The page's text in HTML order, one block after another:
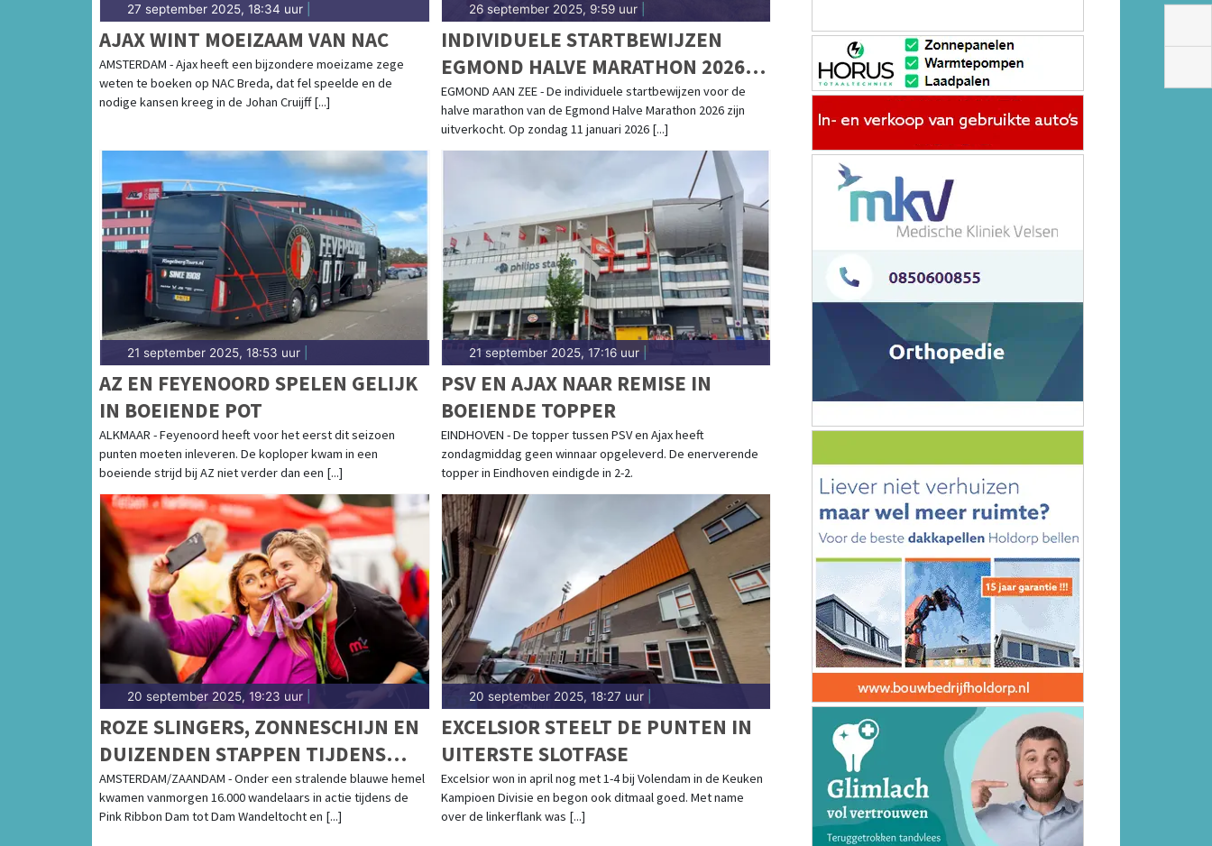
27 september 2025, 18:34 uur
AJAX WINT MOEIZAAM VAN NAC
AMSTERDAM - Ajax heeft een bijzondere moeizame zege
weten te boeken op NAC Breda, dat fel speelde en de
nodige kansen kreeg in de Johan Cruijff [...]
26 september 2025, 9:59 uur|
INDIVIDUELE STARTBEWIJZEN
EGMOND HALVE MARATHON 2026
UITVERKOCHT
EGMOND AAN ZEE - De individuele startbewijzen voor de
halve marathon van de Egmond Halve Marathon 2026 zijn
uitverkocht. Op zondag 11 januari 2026 [...]
21 september 2025, 18:53 uur
AZ EN FEYENOORD SPELEN GELIJK
IN BOEIENDE POT
ALKMAAR - Feyenoord heeft voor het eerst dit seizoen
punten moeten inleveren. De koploper kwam in een
boeiende strijd bij AZ niet verder dan een [...]
21 september 2025, 17:16 uur|
PSV EN AJAX NAAR REMISE IN
BOEIENDE TOPPER
EINDHOVEN - De topper tussen PSV en Ajax heeft
zondagmiddag geen winnaar opgeleverd. De enerverende
topper in Eindhoven eindigde in 2-2.
20 september 2025, 19:23 uur
ROZE SLINGERS, ZONNESCHIJN EN
DUIZENDEN STAPPEN TIJDENS
PINK RIBBON DAM TOT DAM
WANDELTOCHT
AMSTERDAM/ZAANDAM - Onder een stralende blauwe hemel
kwamen vanmorgen 16.000 wandelaars in actie tijdens de
Pink Ribbon Dam tot Dam Wandeltocht en [...]
20 september 2025, 18:27 uur|
EXCELSIOR STEELT DE PUNTEN IN
UITERSTE SLOTFASE
Excelsior won in april nog met 1-4 bij Volendam in de Keuken
Kampioen Divisie en begon ook ditmaal goed. Met name
over de linkerflank was [...]